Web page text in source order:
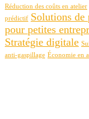
Réduction des coûts en atelier
prédictif Solutions de
pour petites
Stratégie digitale
anti-gaspillage Économie en